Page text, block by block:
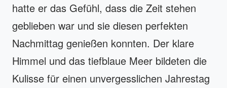
hatte er das Gefühl, dass die Zeit stehen
geblieben war und sie diesen perfekten
Nachmittag genießen konnten. Der klare
Himmel und das tiefblaue Meer bildeten die
Kulisse für einen unvergesslichen Jahrestag